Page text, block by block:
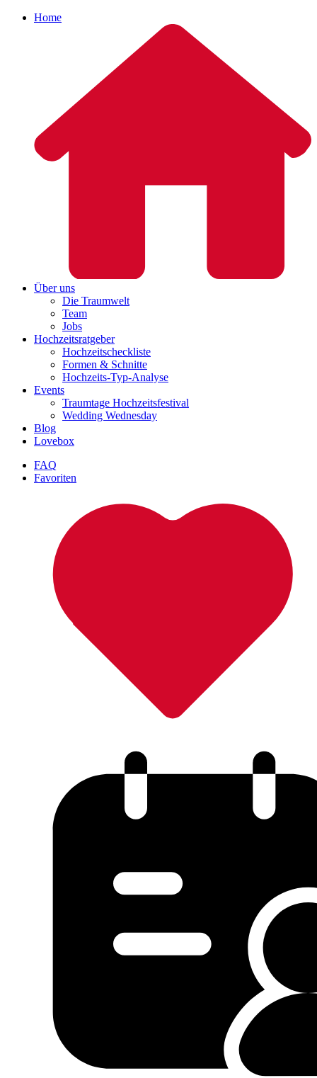
Home
Über uns
Die Traumwelt
Team
Jobs
Hochzeitsratgeber
Hochzeitscheckliste
Formen & Schnitte
Hochzeits-Typ-Analyse
Events
Traumtage Hochzeitsfestival
Wedding Wednesday
Blog
Lovebox
FAQ
Favoriten